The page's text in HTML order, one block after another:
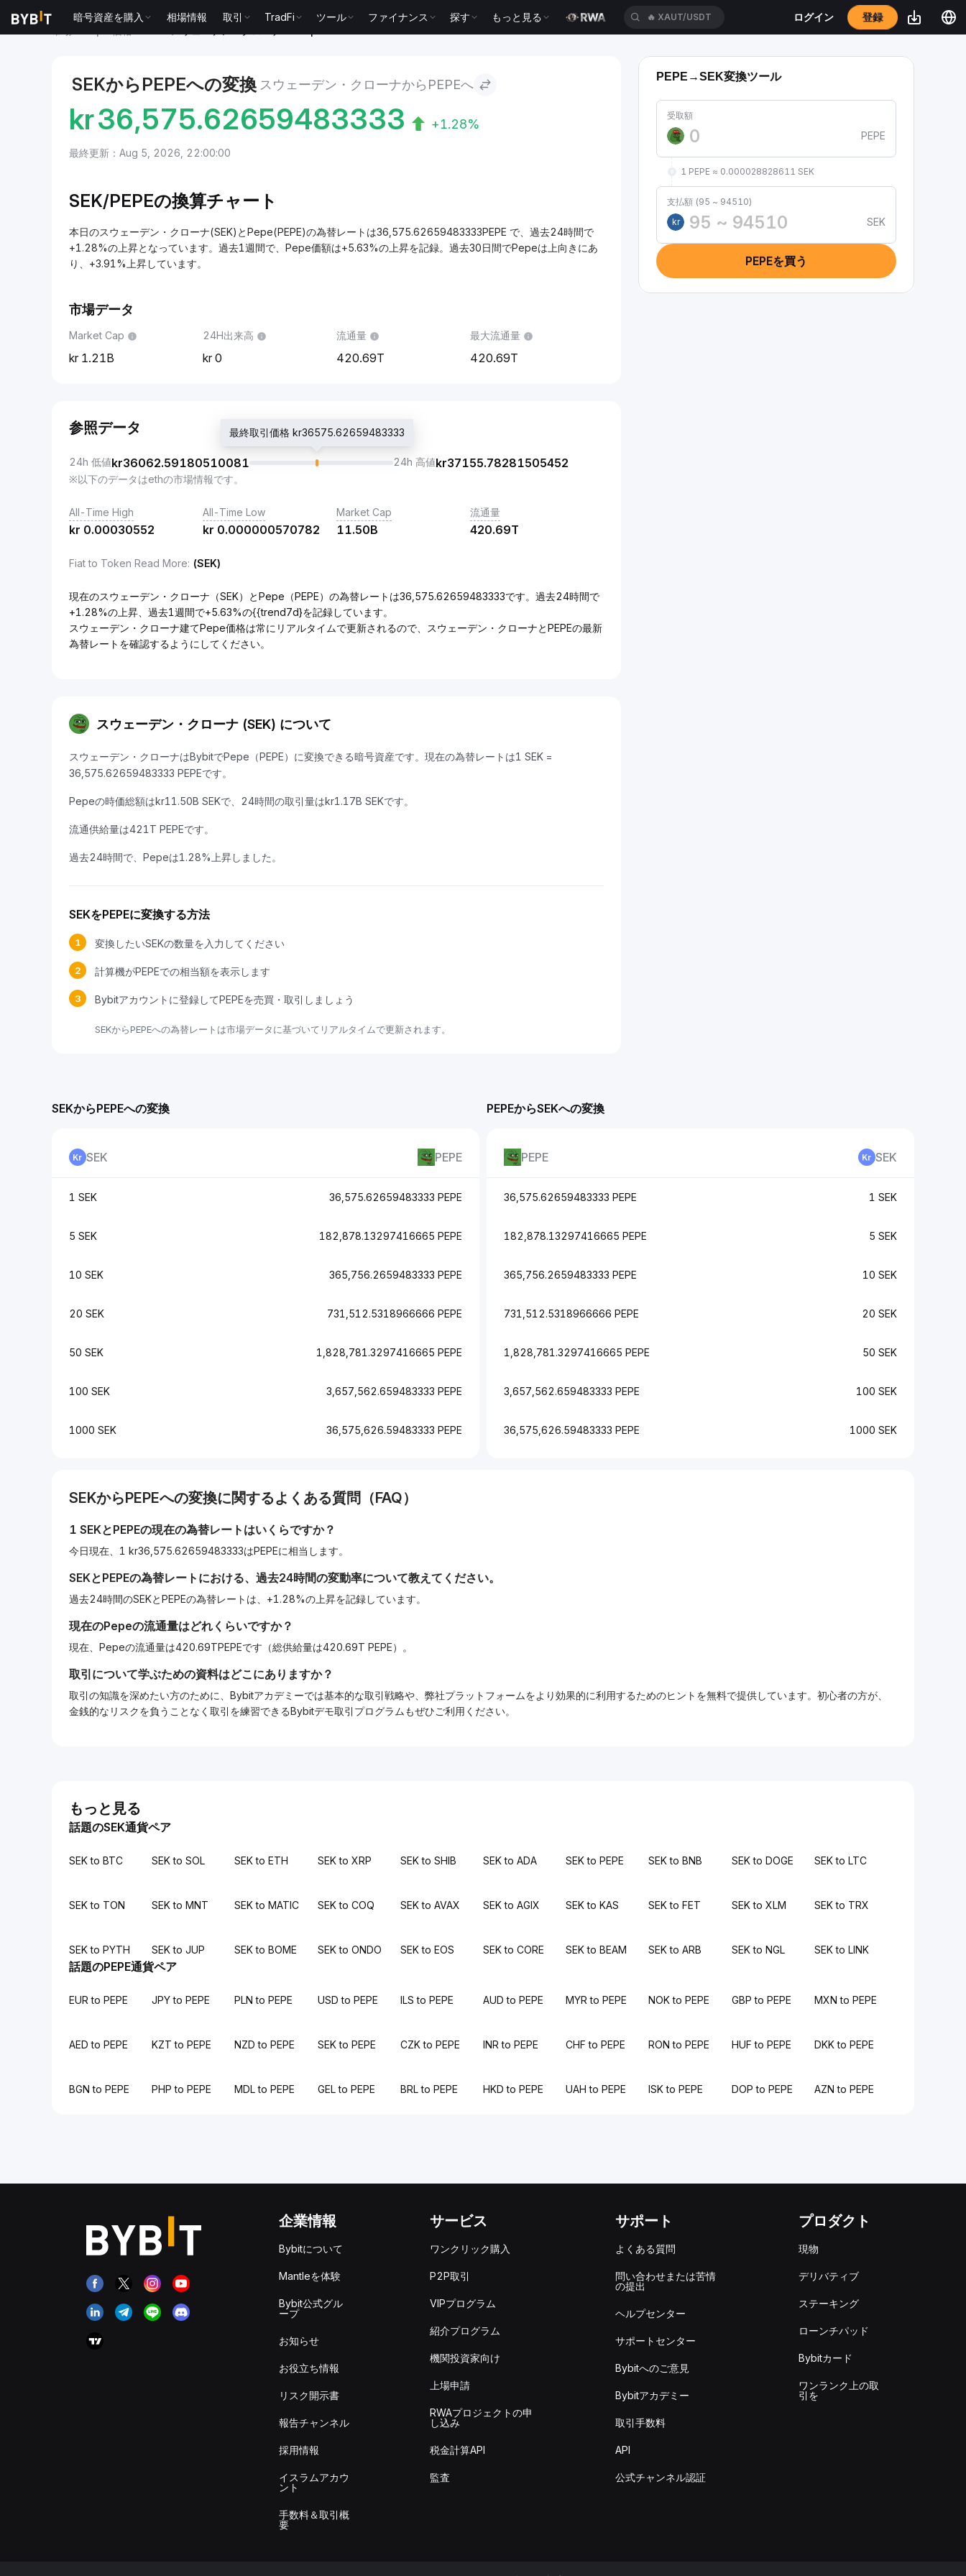
暗号資産を購入 相場情報 取引 TradFi ツール ファイナンス 探す もっと見る 🔥 XAUT/USDT ログイン 登録
SEKからPEPEへの変換 スウェーデン・クローナからPEPEへ
kr36,575.62659483333 +1.28%
最終更新：Aug 5, 2026, 22:00:00
SEK/PEPEの換算チャート
本日のスウェーデン・クローナ(SEK)とPepe(PEPE)の為替レートは36,575.62659483333PEPE で、過去24時間で
+1.28%の上昇となっています。過去1週間で、Pepe価額は+5.63%の上昇を記録。過去30日間でPepeは上向きにあ
り、+3.91%上昇しています。
市場データ
Market Cap
1.21B
24H出来高
0
流通量
420.69T
最大流通量
420.69T
参照データ
24h 低値kr36062.59180510081
最終取引価格 kr36575.62659483333
24h 高値kr37155.78281505452
※以下のデータはethの市場情報です。
All-Time High
kr 0.00030552
All-Time Low
kr 0.000000570782
Market Cap
11.50B
流通量
420.69T
Fiat to Token Read More: (SEK)
現在のスウェーデン・クローナ（SEK）とPepe（PEPE）の為替レートは36,575.62659483333です。過去24時間で
+1.28%の上昇、過去1週間で+5.63%の{{trend7d}を記録しています。
スウェーデン・クローナ建てPepe価格は常にリアルタイムで更新されるので、スウェーデン・クローナとPEPEの最新
為替レートを確認するようにしてください。
スウェーデン・クローナ (SEK) について
スウェーデン・クローナはBybitでPepe（PEPE）に変換できる暗号資産です。現在の為替レートは1 SEK =
36,575.62659483333 PEPEです。
Pepeの時価総額はkr11.50B SEKで、24時間の取引量はkr1.17B SEKです。
流通供給量は421T PEPEです。
過去24時間で、Pepeは1.28%上昇しました。
SEKをPEPEに変換する方法
1 変換したいSEKの数量を入力してください
2 計算機がPEPEでの相当額を表示します
3 Bybitアカウントに登録してPEPEを売買・取引しましょう
SEKからPEPEへの為替レートは市場データに基づいてリアルタイムで更新されます。
PEPE→SEK変換ツール
受取額
PEPE
1 PEPE ≈ 0.000028828611 SEK
支払額 (95 ~ 94510)
kr
SEK
PEPEを買う
PEPEからSEKへの変換
PEPE SEK
36,575.62659483333 PEPE 1 SEK
182,878.13297416665 PEPE 5 SEK
365,756.2659483333 PEPE 10 SEK
731,512.5318966666 PEPE 20 SEK
1,828,781.3297416665 PEPE 50 SEK
3,657,562.659483333 PEPE 100 SEK
36,575,626.59483333 PEPE 1000 SEK
SEKからPEPEへの変換
SEK PEPE
1 SEK 36,575.62659483333 PEPE
5 SEK 182,878.13297416665 PEPE
10 SEK 365,756.2659483333 PEPE
20 SEK 731,512.5318966666 PEPE
50 SEK 1,828,781.3297416665 PEPE
100 SEK 3,657,562.659483333 PEPE
1000 SEK 36,575,626.59483333 PEPE
SEKからPEPEへの変換に関するよくある質問（FAQ）
1 SEKとPEPEの現在の為替レートはいくらですか？
今日現在、1 kr36,575.62659483333はPEPEに相当します。
SEKとPEPEの為替レートにおける、過去24時間の変動率について教えてください。
過去24時間のSEKとPEPEの為替レートは、+1.28%の上昇を記録しています。
現在のPepeの流通量はどれくらいですか？
現在、Pepeの流通量は420.69TPEPEです（総供給量は420.69T PEPE）。
取引について学ぶための資料はどこにありますか？
取引の知識を深めたい方のために、Bybitアカデミーでは基本的な取引戦略や、弊社プラットフォームをより効果的に利用するためのヒントを無料で提供しています。初心者の方が、
金銭的なリスクを負うことなく取引を練習できるBybitデモ取引プログラムもぜひご利用ください。
もっと見る
話題のSEK通貨ペア
SEK to BTC SEK to SOL SEK to ETH SEK to XRP SEK to SHIB SEK to ADA SEK to PEPE SEK to BNB SEK to DOGE SEK to LTC
SEK to TON SEK to MNT SEK to MATIC SEK to COQ SEK to AVAX SEK to AGIX SEK to KAS SEK to FET SEK to XLM SEK to TRX
SEK to PYTH SEK to JUP SEK to BOME SEK to ONDO SEK to EOS SEK to CORE SEK to BEAM SEK to ARB SEK to NGL SEK to LINK
話題のPEPE通貨ペア
EUR to PEPE JPY to PEPE PLN to PEPE USD to PEPE ILS to PEPE AUD to PEPE MYR to PEPE NOK to PEPE GBP to PEPE MXN to PEPE
AED to PEPE KZT to PEPE NZD to PEPE SEK to PEPE CZK to PEPE INR to PEPE CHF to PEPE RON to PEPE HUF to PEPE DKK to PEPE
BGN to PEPE PHP to PEPE MDL to PEPE GEL to PEPE BRL to PEPE HKD to PEPE UAH to PEPE ISK to PEPE DOP to PEPE AZN to PEPE
企業情報
Bybitについて
Mantleを体験
Bybit公式グル
ープ
お知らせ
お役立ち情報
リスク開示書
報告チャンネル
採用情報
イスラムアカウ
ント
手数料＆取引概
要
サービス
ワンクリック購入
P2P取引
VIPプログラム
紹介プログラム
機関投資家向け
上場申請
RWAプロジェクトの申
し込み
税金計算API
監査
サポート
よくある質問
問い合わせまたは苦情
の提出
ヘルプセンター
サポートセンター
Bybitへのご意見
Bybitアカデミー
取引手数料
API
公式チャンネル認証
プロダクト
現物
デリバティブ
ステーキング
ローンチパッド
Bybitカード
ワンランク上の取
引を